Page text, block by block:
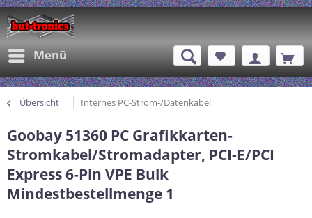
Menü
Übersicht Internes PC-Strom-/Datenkabel
Goobay 51360 PC Grafikkarten-
Stromkabel/Stromadapter, PCI-E/PCI
Express 6-Pin VPE Bulk
Mindestbestellmenge 1